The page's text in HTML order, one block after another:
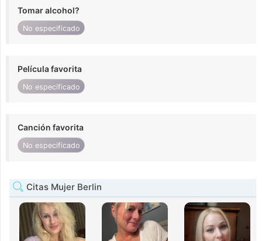
Tomar alcohol?
No especificado
Película favorita
No especificado
Canción favorita
No especificado
Citas Mujer Berlin